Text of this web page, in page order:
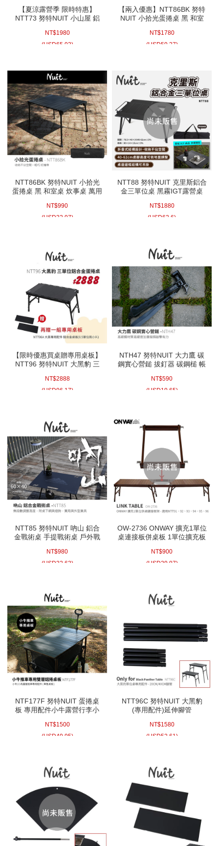
【夏涼露營季 限時特惠】
NTT73 努特NUIT 小山屋 鋁
合金桌 蛋捲桌 鋁捲桌 炊事桌
萬用桌 折合桌摺疊桌 仿木紋
NT$1980
(USD65.93)
【兩入優惠】NTT86BK 努特
NUIT 小拾光蛋捲桌 黑 和室
桌 露營折疊桌 摺疊桌 便攜式
摺疊桌 野餐桌 鋁合金蛋捲桌
NT$1780
(USD59.27)
NTT86BK 努特NUIT 小拾光
蛋捲桌 黑 和室桌 炊事桌 萬用
摺疊桌 便攜式摺疊桌 野餐桌
鋁合金蛋捲桌 戶外桌 折疊桌
NT$990
(USD32.97)
NTT88 努特NUIT 克里斯鋁合
金三單位桌 黑霧IGT露營桌
疊桌 鋁合金桌 便攜桌 半單位
IGT桌
NT$1880
(USD62.6)
【限時優惠買桌贈專用桌板】
NTT96 努特NUIT 大黑豹 三
80x44xH41cm 單位桌適用
IGT配件一單位露營桌摺疊桌
NT$2888
(USD96.17)
NTH47 努特NUIT 大力鷹 碳
鋼實心營鎚 拔釘器 碳鋼槌 帳
錘 營釘鎚
NT$590
(USD19.65)
NTT85 努特NUIT 吶山 鋁合
金戰術桌 手提戰術桌 戶外戰
高度 附燈桿桌下網 露營小桌
NT$980
(USD32.63)
OW-2736 ONWAY 擴充1單位
桌連接板併桌板 1單位擴充板
NTT92 NTT93 NTT94
NTT95 NTT96
NT$900
(USD29.97)
NTF177F 努特NUIT 蛋捲桌
板 專用配件小牛露營行李小
NTF177
NT$1500
(USD49.95)
NTT96C 努特NUIT 大黑豹
(專用配件)延伸腳管
IGT露營桌配件類似NTT93
NTT94 NTT95
NT$1580
(USD52.61)